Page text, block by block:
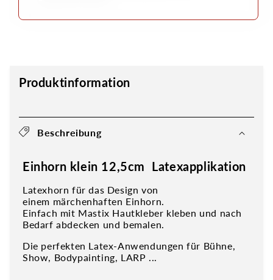
Produktinformation
Beschreibung
Einhorn klein 12,5cm Latexapplikation
Latexhorn für das Design von
einem märchenhaften Einhorn.
Einfach mit Mastix Hautkleber kleben und nach
Bedarf abdecken und bemalen.
Die perfekten Latex-Anwendungen für Bühne,
Show, Bodypainting, LARP ...